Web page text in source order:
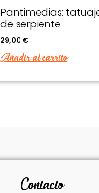
Pantimedias:
de serpiente
29,00 €
Añadir al carrito
Contacto